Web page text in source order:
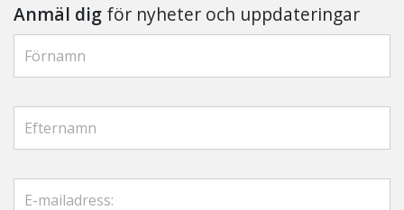
Anmäl dig för nyheter och uppdateringar